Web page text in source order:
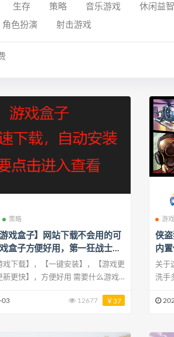
生存 策略 音乐游戏 休闲益智
角色扮演 射击游戏
策略
游戏盒子】网站下载不会用的可
盒子方便好用，第一狂战士：
戏下载】，【一键安装】，【游戏更
新更快】，方便好用 需要什么游戏
月卡，永久都有，不想用网站，需要
03 12677 ￥37
游
侠
内
关于这款游戏 一
洗手
产业